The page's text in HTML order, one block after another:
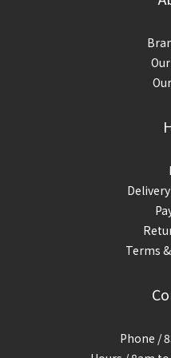
Terms
Phone /